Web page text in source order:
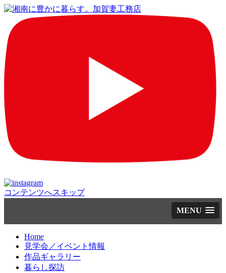
コンテンツへスキップ
MENU
Home
見学会／イベント情報
作品ギャラリー
暮らし探訪